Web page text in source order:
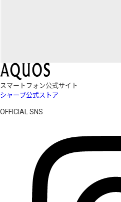
スマートフォン公式サイト
シャープ公式ストア
OFFICIAL SNS